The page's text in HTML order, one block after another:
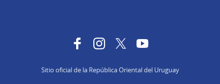
FacebookInstagram
TwitterYouTube
Sitio oficial de la República Oriental del Uruguay